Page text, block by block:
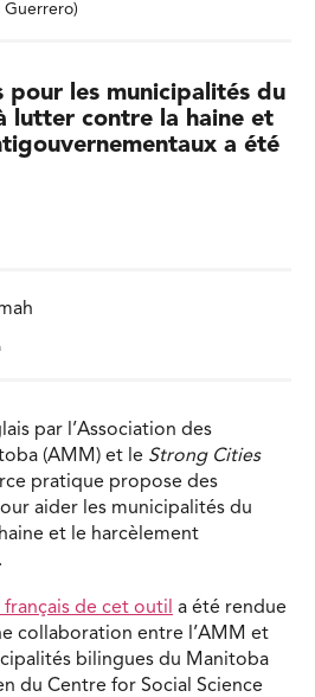
pour les municipalités du
lutter contre la haine et
a été
par l’Association des
(AMM) et le Strong Cities
pratique propose des
aider les municipalités du
et le harcèlement
français de cet outil a été rendue
collaboration entre l’AMM et
bilingues du Manitoba
du Centre for Social Science